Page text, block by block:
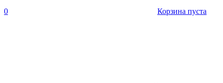
0 Корзина пуста